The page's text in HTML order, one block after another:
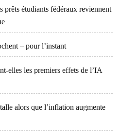
prêts étudiants fédéraux reviennent
– ​​pour l’instant
elles les premiers effets de l’IA
alors que l’inflation augmente